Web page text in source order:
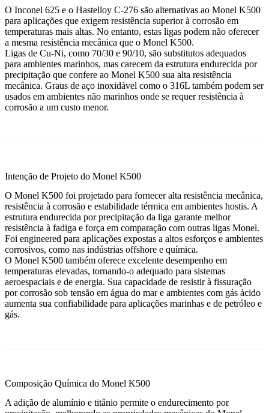
O Inconel 625 e o Hastelloy C-276 são alternativas ao Monel K500
para aplicações que exigem resistência superior à corrosão em
temperaturas mais altas. No entanto, estas ligas podem não oferecer
a mesma resistência mecânica que o Monel K500.
Ligas de Cu-Ni, como 70/30 e 90/10, são substitutos adequados
para ambientes marinhos, mas carecem da estrutura endurecida por
precipitação que confere ao Monel K500 sua alta resistência
mecânica. Graus de aço inoxidável como o 316L também podem ser
usados em ambientes não marinhos onde se requer resistência à
corrosão a um custo menor.
Intenção de Projeto do Monel K500
O Monel K500 foi projetado para fornecer alta resistência mecânica,
resistência à corrosão e estabilidade térmica em ambientes hostis. A
estrutura endurecida por precipitação da liga garante melhor
resistência à fadiga e força em comparação com outras ligas Monel.
Foi engineered para aplicações expostas a altos esforços e ambientes
corrosivos, como nas indústrias offshore e química.
O Monel K500 também oferece excelente desempenho em
temperaturas elevadas, tornando-o adequado para sistemas
aeroespaciais e de energia. Sua capacidade de resistir à fissuração
por corrosão sob tensão em água do mar e ambientes com gás ácido
aumenta sua confiabilidade para aplicações marinhas e de petróleo e
gás.
Composição Química do Monel K500
A adição de alumínio e titânio permite o endurecimento por